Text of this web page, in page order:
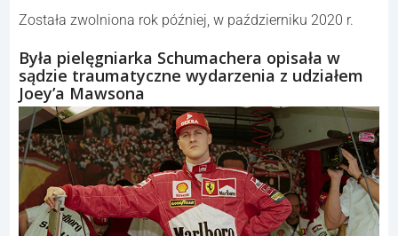
Została zwolniona rok później, w październiku 2020 r.
Była pielęgniarka Schumachera opisała w
sądzie traumatyczne wydarzenia z udziałem
Joey’a Mawsona